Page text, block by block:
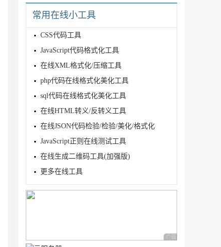
常用在线小工具
CSS代码工具
JavaScript代码格式化工具
在线XML格式化/压缩工具
php代码在线格式化美化工具
sql代码在线格式化美化工具
在线HTML转义/反转义工具
在线JSON代码检验/检验/美化/格式化
JavaScript正则在线测试工具
在线生成二维码工具(加强版)
更多在线工具
广告 商业广告，理性